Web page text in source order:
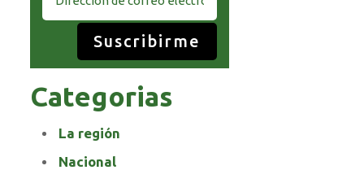
Suscribirme
Categorias
La región
Nacional